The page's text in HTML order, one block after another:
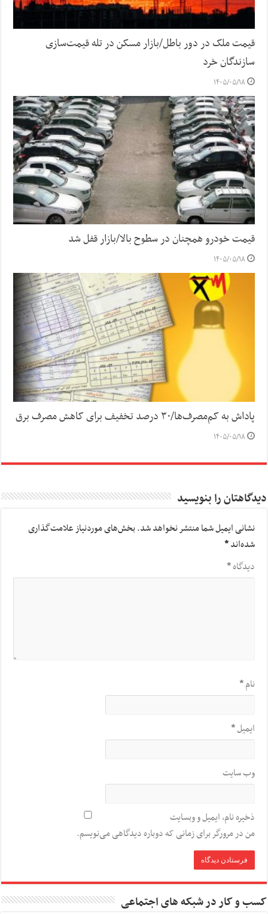
قیمت ملک در دور باطل/بازار مسکن در تله قیمت‌سازی
سازندگان خرد
۱۴۰۵/۰۵/۱۸
قیمت خودرو همچنان در سطوح بالا/بازار قفل شد
۱۴۰۵/۰۵/۱۸
پاداش به کم‌مصرف‌ها/۳۰ درصد تخفیف برای کاهش مصرف برق
۱۴۰۵/۰۵/۱۸
دیدگاهتان را بنویسید
نشانی ایمیل شما منتشر نخواهد شد.بخش‌های موردنیاز علامت‌گذاری
شده‌اند*
دیدگاه*
نام*
ایمیل*
وب‌ سایت
ذخیره نام، ایمیل و وبسایت
من در مرورگر برای زمانی که دوباره دیدگاهی می‌نویسم.
کسب و کار در شبکه های اجتماعی